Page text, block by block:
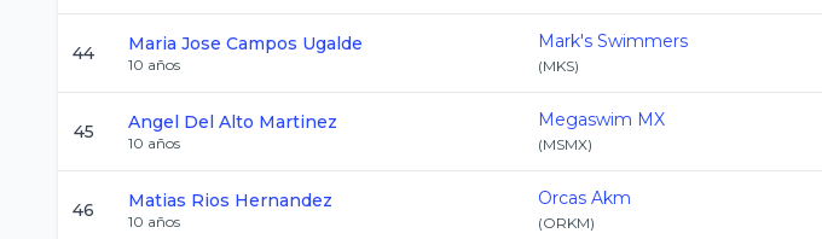
44 Maria Jose Campos Ugalde
10 años
Mark's Swimmers
(MKS)
45 Angel Del Alto Martinez
10 años
Megaswim MX
(MSMX)
46 Matias Rios Hernandez
10 años
Orcas Akm
(ORKM)